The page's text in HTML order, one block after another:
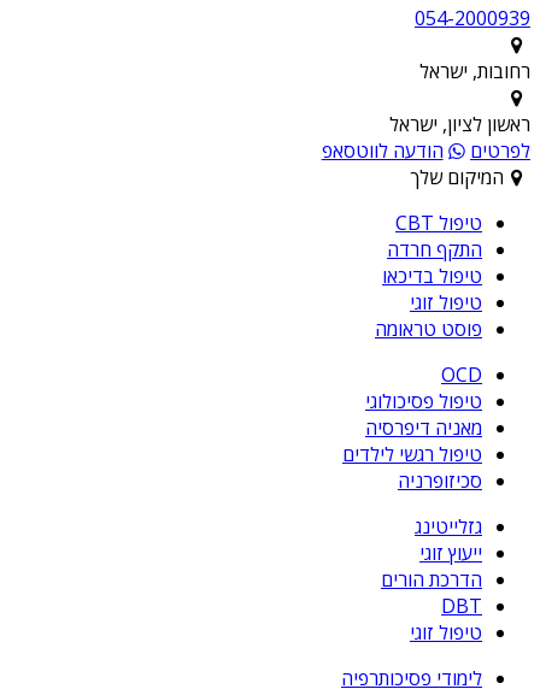
054-2000939
רחובות, ישראל
ראשון לציון, ישראל
לפרטים
הודעה לווטסאפ
המיקום שלך
טיפול CBT
התקף חרדה
טיפול בדיכאו
טיפול זוגי
פוסט טראומה
OCD
טיפול פסיכולוגי
מאניה דיפרסיה
טיפול רגשי לילדים
סכיזופרניה
גזלייטינג
ייעוץ זוגי
הדרכת הורים
DBT
טיפול זוגי
לימודי פסיכותרפיה